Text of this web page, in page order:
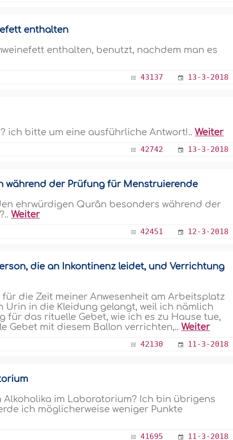
enthalten
enthalten, benutzt, nachdem man es
43137 13-3-2018
ich bitte um eine ausführliche Antwort!..Weiter
42742 13-3-2018
während der Prüfung für Menstruierende
ehrwürdigen Qurân besonders während der
Weiter
42451 12-3-2018
die an Inkontinenz leidet, und Verrichtung
die Zeit meiner Anwesenheit am Arbeitsplatz
Urin in die Kleidung gelangt, weil ich nämlich
für das rituelle Gebet, wie ich es zu Hause tue,
Gebet mit diesem Ballon verrichten,..Weiter
42130 11-3-2018
im Laboratorium? Ich bin übrigens
ich möglicherweise weniger Punkte
41695 11-3-2018